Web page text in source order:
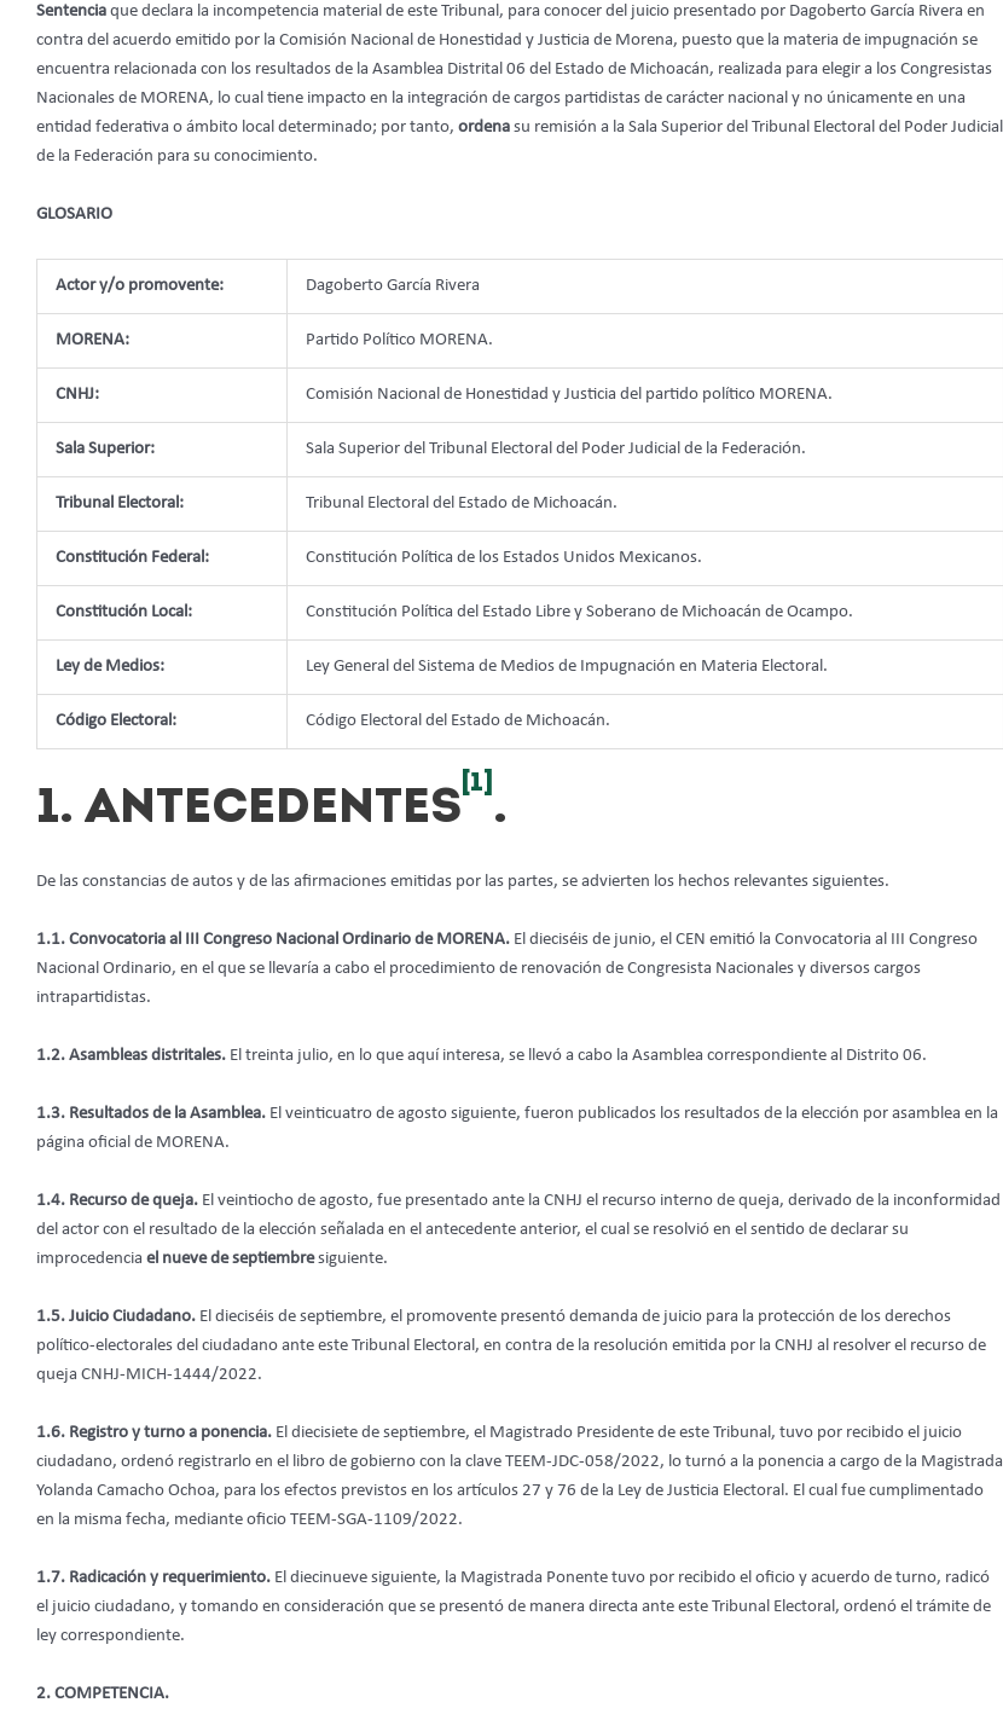
Sentencia que declara la incompetencia material de este Tribunal, para conocer del juicio presentado por Dagoberto García Rivera en
contra del acuerdo emitido por la Comisión Nacional de Honestidad y Justicia de Morena, puesto que la materia de impugnación se
encuentra relacionada con los resultados de la Asamblea Distrital 06 del Estado de Michoacán, realizada para elegir a los Congresistas
Nacionales de MORENA, lo cual tiene impacto en la integración de cargos partidistas de carácter nacional y no únicamente en una
entidad federativa o ámbito local determinado; por tanto, ordena su remisión a la Sala Superior del Tribunal Electoral del Poder Judicial
de la Federación para su conocimiento.
GLOSARIO
Actor y/o promovente: Dagoberto García Rivera
MORENA: Partido Político MORENA.
CNHJ: Comisión Nacional de Honestidad y Justicia del partido político MORENA.
Sala Superior: Sala Superior del Tribunal Electoral del Poder Judicial de la Federación.
Tribunal Electoral: Tribunal Electoral del Estado de Michoacán.
Constitución Federal: Constitución Política de los Estados Unidos Mexicanos.
Constitución Local: Constitución Política del Estado Libre y Soberano de Michoacán de Ocampo.
Ley de Medios: Ley General del Sistema de Medios de Impugnación en Materia Electoral.
Código Electoral: Código Electoral del Estado de Michoacán.
1. ANTECEDENTES
[1]
.
De las constancias de autos y de las afirmaciones emitidas por las partes, se advierten los hechos relevantes siguientes.
1.1. Convocatoria al III Congreso Nacional Ordinario de MORENA. El dieciséis de junio, el CEN emitió la Convocatoria al III Congreso
Nacional Ordinario, en el que se llevaría a cabo el procedimiento de renovación de Congresista Nacionales y diversos cargos
intrapartidistas.
1.2. Asambleas distritales. El treinta julio, en lo que aquí interesa, se llevó a cabo la Asamblea correspondiente al Distrito 06.
1.3. Resultados de la Asamblea. El veinticuatro de agosto siguiente, fueron publicados los resultados de la elección por asamblea en la
página oficial de MORENA.
1.4. Recurso de queja. El veintiocho de agosto, fue presentado ante la CNHJ el recurso interno de queja, derivado de la inconformidad
del actor con el resultado de la elección señalada en el antecedente anterior, el cual se resolvió en el sentido de declarar su
improcedencia el nueve de septiembresiguiente.
1.5. Juicio Ciudadano. El dieciséis de septiembre, el promovente presentó demanda de juicio para la protección de los derechos
político-electorales del ciudadano ante este Tribunal Electoral, en contra de la resolución emitida por la CNHJ al resolver el recurso de
queja CNHJ-MICH-1444/2022.
1.6. Registro y turno a ponencia. El diecisiete de septiembre, el Magistrado Presidente de este Tribunal, tuvo por recibido el juicio
ciudadano, ordenó registrarlo en el libro de gobierno con la clave TEEM-JDC-058/2022, lo turnó a la ponencia a cargo de la Magistrada
Yolanda Camacho Ochoa, para los efectos previstos en los artículos 27 y 76 de la Ley de Justicia Electoral. El cual fue cumplimentado
en la misma fecha, mediante oficio TEEM-SGA-1109/2022.
1.7. Radicación y requerimiento. El diecinueve siguiente, la Magistrada Ponente tuvo por recibido el oficio y acuerdo de turno, radicó
el juicio ciudadano, y tomando en consideración que se presentó de manera directa ante este Tribunal Electoral, ordenó el trámite de
ley correspondiente.
2. COMPETENCIA.